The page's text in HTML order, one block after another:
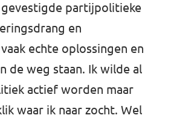
gevestigde partijpolitieke
en
echte oplossingen en
de weg staan. Ik wilde al
actief worden maar
waar ik naar zocht. Wel